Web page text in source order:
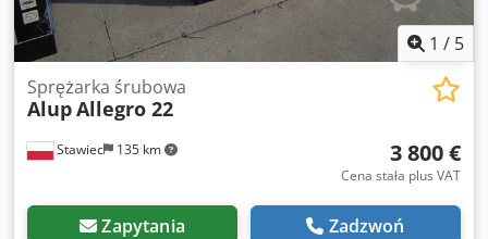
1 / 5
Stawiec 135 km
Sprężarka śrubowa
AlupAllegro 22
3 800 €
Cena stała plus VAT
Zapytania Zadzwoń